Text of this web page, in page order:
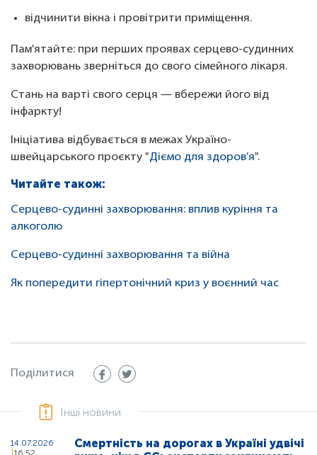
відчинити вікна і провітрити приміщення.
Пам'ятайте: при перших проявах серцево-судинних
захворювань зверніться до свого сімейного лікаря.
Стань на варті свого серця — вбережи його від
інфаркту!
Ініціатива відбувається в межах Україно-
швейцарського проєкту "Діємо для здоров’я".
Читайте також:
Серцево-судинні захворювання: вплив куріння та
алкоголю
Серцево-судинні захворювання та війна
Як попередити гіпертонічний криз у воєнний час
Поділитися
Інші новини
14.07.2026
Смертність на дорогах в Україні удвічі